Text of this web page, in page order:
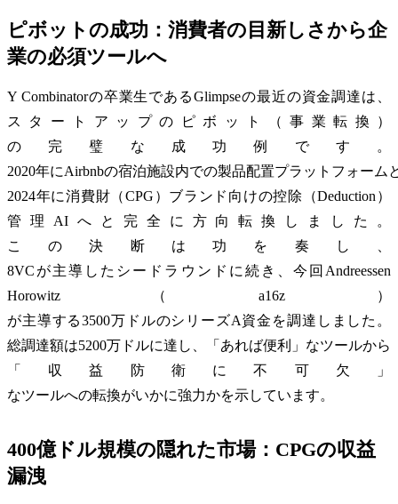
ピボットの成功：消費者の目新しさから企
業の必須ツールへ
Y Combinatorの卒業生であるGlimpseの最近の資金調達は、
スタートアップのピボット（事業転換）
の完璧な成功例です。
2020年にAirbnbの宿泊施設内での製品配置プラットフォーム
2024年に消費財（CPG）ブランド向けの控除（Deduction）
管理AIへと完全に方向転換しました。
この決断は功を奏し、
8VCが主導したシードラウンドに続き、今回Andreessen
Horowitz（a16z）
が主導する3500万ドルのシリーズA資金を調達しました。
総調達額は5200万ドルに達し、「あれば便利」なツールから
「収益防衛に不可欠」
なツールへの転換がいかに強力かを示しています。
400億ドル規模の隠れた市場：CPGの収益
漏洩